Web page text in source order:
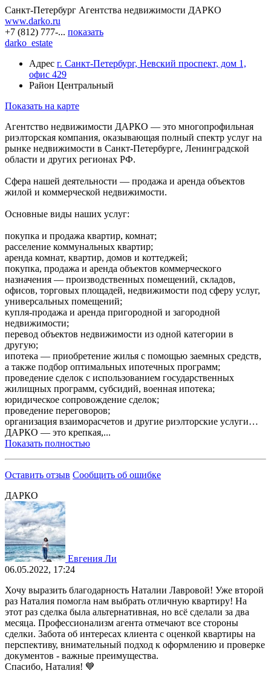
Санкт-Петербург Агентства недвижимости ДАРКО
www.darko.ru
+7 (812) 777-... показать
darko_estate
Адрес г. Санкт-Петербург, Невский проспект, дом 1,
офис 429
Район Центральный
Показать на карте
Агентство недвижимости ДАРКО — это многопрофильная
риэлторская компания, оказывающая полный спектр услуг на
рынке недвижимости в Санкт-Петербурге, Ленинградской
области и других регионах РФ.
Сфера нашей деятельности — продажа и аренда объектов
жилой и коммерческой недвижимости.
Основные виды наших услуг:
покупка и продажа квартир, комнат;
расселение коммунальных квартир;
аренда комнат, квартир, домов и коттеджей;
покупка, продажа и аренда объектов коммерческого
назначения — производственных помещений, складов,
офисов, торговых площадей, недвижимости под сферу услуг,
универсальных помещений;
купля-продажа и аренда пригородной и загородной
недвижимости;
перевод объектов недвижимости из одной категории в
другую;
ипотека — приобретение жилья с помощью заемных средств,
а также подбор оптимальных ипотечных программ;
проведение сделок с использованием государственных
жилищных программ, субсидий, военная ипотека;
юридическое сопровождение сделок;
проведение переговоров;
организация взаиморасчетов и другие риэлторские услуги…
ДАРКО — это крепкая,...
Показать полностью
Оставить отзыв Сообщить об ошибке
ДАРКО
Евгения Ли
06.05.2022, 17:24
Хочу выразить благодарность Наталии Лавровой! Уже второй
раз Наталия помогла нам выбрать отличную квартиру! На
этот раз сделка была альтернативная, но всё сделали за два
месяца. Профессионализм агента отмечают все стороны
сделки. Забота об интересах клиента с оценкой квартиры на
перспективу, внимательный подход к оформлению и проверке
документов - важные преимущества.
Спасибо, Наталия! 💙